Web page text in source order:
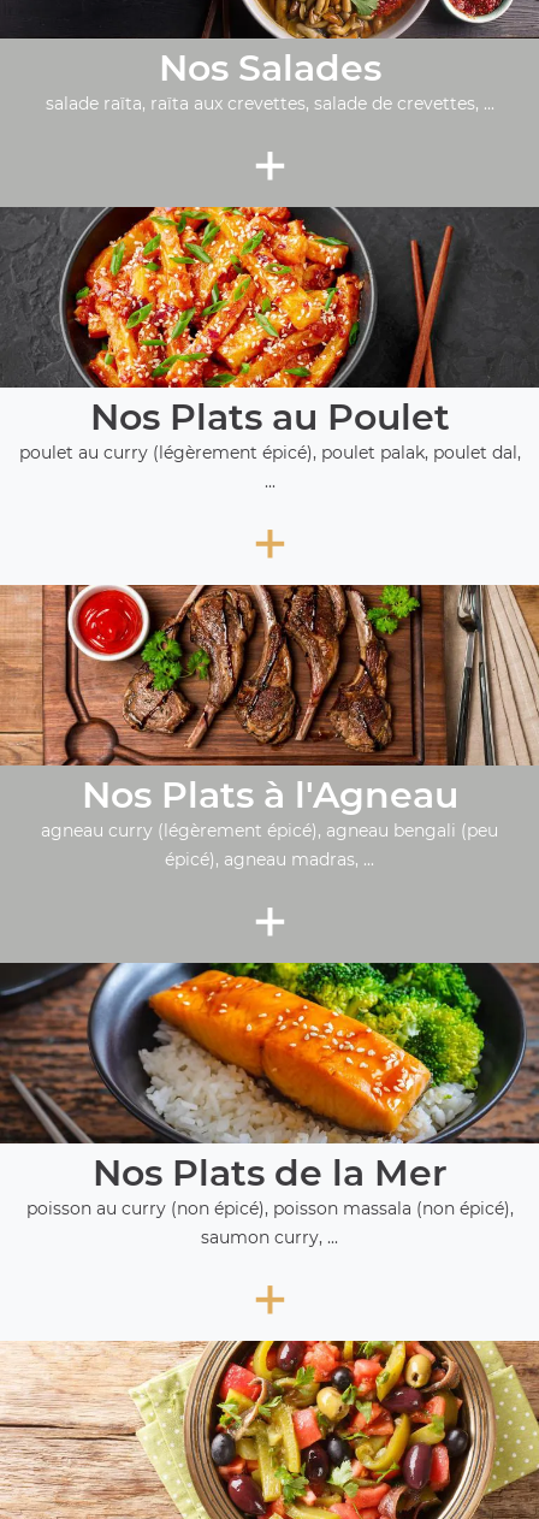
Nos Salades
salade raïta, raïta aux crevettes, salade de crevettes, ...
+
Nos Plats au Poulet
poulet au curry (légèrement épicé), poulet palak, poulet dal,
...
+
Nos Plats à l'Agneau
agneau curry (légèrement épicé), agneau bengali (peu
épicé), agneau madras, ...
+
Nos Plats de la Mer
poisson au curry (non épicé), poisson massala (non épicé),
saumon curry, ...
+